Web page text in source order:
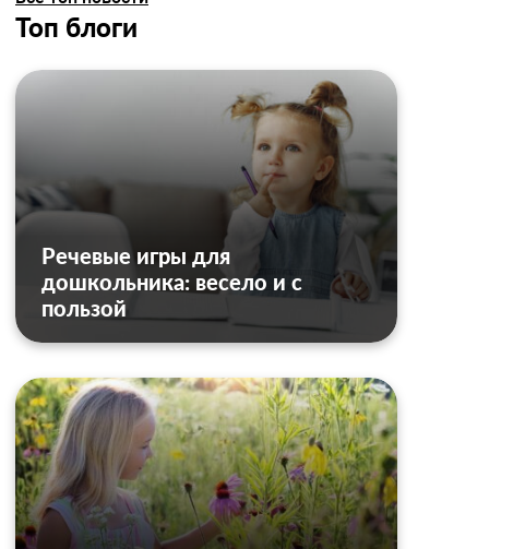
Топ блоги
Речевые игры для
дошкольника: весело и с
пользой